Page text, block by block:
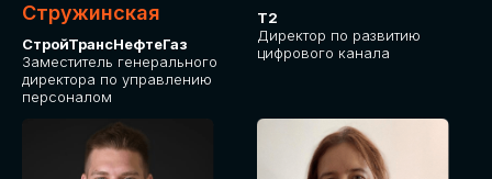
Стружинская
СтройТрансНефтеГаз
Заместитель генерального
директора по управлению
персоналом
Т2
Директор по развитию
цифрового канала
СРЕДИ ПАРТНЕРОВ
МЕРОПРИЯТИЯ